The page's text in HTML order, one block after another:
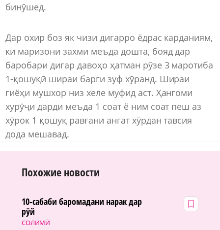
бинӯшед.
Дар охир боз як чизи дигарро ёдрас карданиям,
ки маризони захми меъда дошта, бояд дар
баробари дигар давоҳо ҳатман рӯзе 3 маротиба
1-қошуқӣ шираи барги зуф хӯранд. Шираи
гиёҳи мушхор низ хеле муфид аст. Ҳангоми
хурӯҷи дарди меъда 1 соат ё ним соат пеш аз
хӯрок 1 қошуқ равғани ангат хӯрдан тавсия
дода мешавад.
Похожие новости
СОЛИМӢ
10-сабаби баромадани нарак дар
рӯй